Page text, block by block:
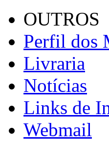
OUTROS
Perfil dos
Livraria
Notícias
Links de
Webmail